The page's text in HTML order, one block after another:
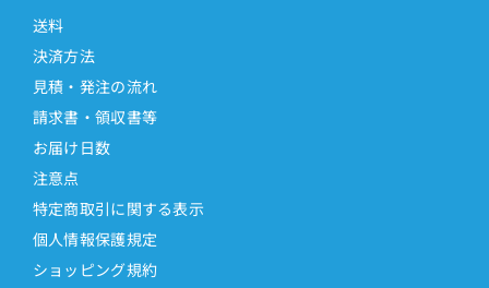
送料
決済方法
見積・発注の流れ
請求書・領収書等
お届け日数
注意点
特定商取引に関する表示
個人情報保護規定
ショッピング規約